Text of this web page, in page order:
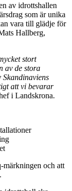
av idrottshallen
som är unika
vara till glädje för
Hallberg,
stort
av de stora
att vi bevarar
i Landskrona.
märkningen och att